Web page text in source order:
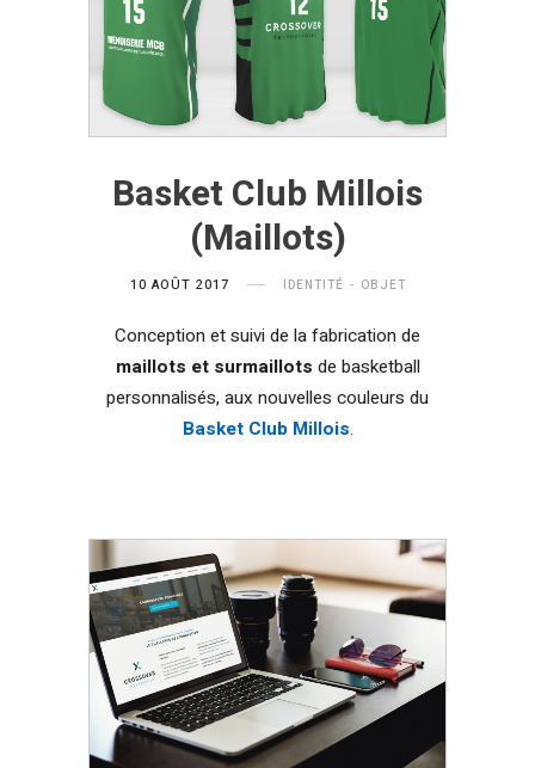
Basket Club Millois
(Maillots)
10 AOÛT 2017 IDENTITÉ OBJET
Conception et suivi de la fabrication de
maillots et surmaillots de basketball
personnalisés, aux nouvelles couleurs du
Basket Club Millois.